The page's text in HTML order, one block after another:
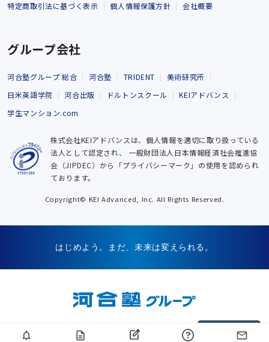
▲ページTOP
特定商取引法に基づく表示
個人情報保護方針 会社概要
グループ会社
河合塾グループ 総合 河合塾 TRIDENT
美術研究所
日米英語学院
河合出版 ドルトンスクール
KEIアドバンス
学生マンション.com
株式会社KEIアドバンスは、個人情報を適切に取り扱っている
法人として認定され、 一般財団法人日本情報経済社会推進協
会（JIPDEC）から「プライバシーマーク」の使用を認められ
ております。
Copyright© KEI Advanced, Inc. All Rights Reserved.
はじめよう。まだ、未来は変えられる。